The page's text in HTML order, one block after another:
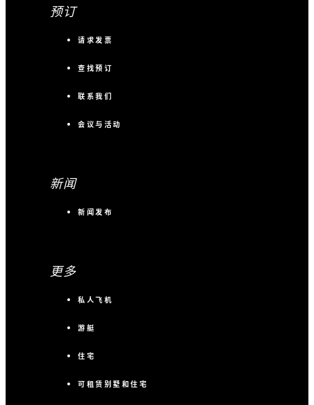
预订
请求发票
查找预订
联系我们
会议与活动
新闻
新闻发布
更多
私人飞机
游艇
住宅
可租赁别墅和住宅